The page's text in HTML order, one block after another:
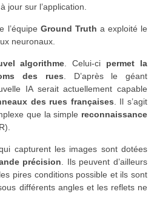
jour sur l’application.
l’équipe Ground Truth a exploité le
neuronaux.
algorithme . Celui-ci permet la
des rues . D’après le géant
IA serait actuellement capable
des rues françaises . Il s’agit
que la simple reconnaissance
capturent les images sont dotées
précision . Ils peuvent d’ailleurs
pires conditions possible et ils sont
différents angles et les reflets ne